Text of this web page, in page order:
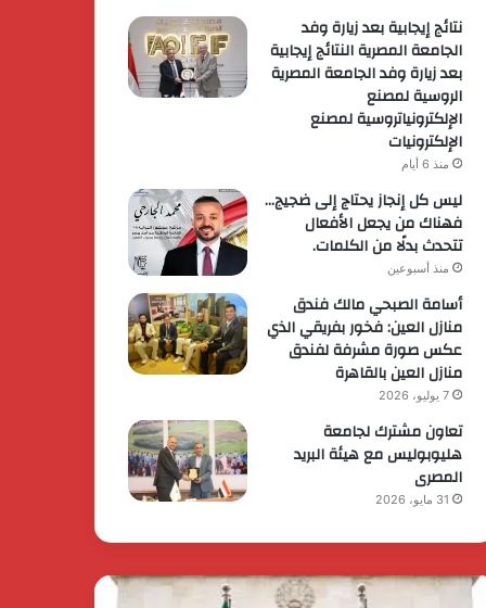
نتائج إيجابية بعد زيارة وفد
الجامعة المصرية النتائج إيجابية
بعد زيارة وفد الجامعة المصرية
الروسية لمصنع
الإلكترونياتروسية لمصنع
الإلكترونيات
منذ 6 أيام
ليس كل إنجاز يحتاج إلى ضجيج…
فهناك من يجعل الأفعال
تتحدث بدلًا من الكلمات.
منذ أسبوعين
أسامة الصبحي مالك فندق
منازل العين: فخور بفريقي الذي
عكس صورة مشرفة لفندق
منازل العين بالقاهرة
7 يوليو، 2026
تعاون مشترك لجامعة
هليوبوليس مع هيئة البريد
المصرى
31 مايو، 2026
الرئيس